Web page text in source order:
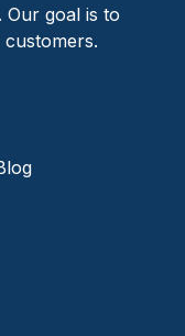
Our goal is to